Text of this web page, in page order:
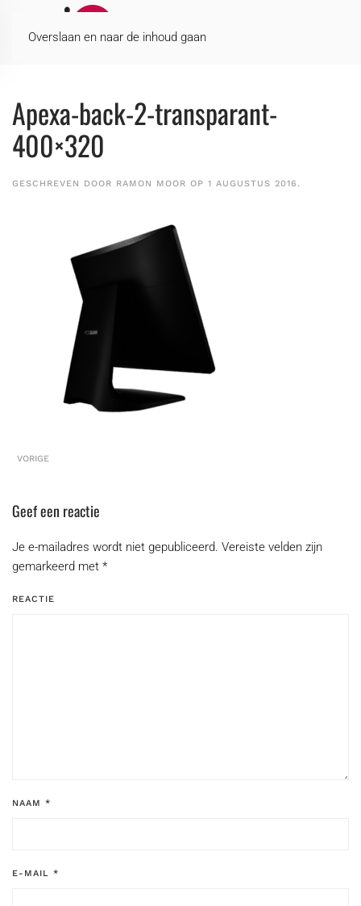
Overslaan en naar de inhoud gaan
Apexa-back-2-transparant-
400×320
GESCHREVEN DOOR RAMON MOOR OP 1 AUGUSTUS 2016 .
VORIGE
Geef een reactie
Je e-mailadres wordt niet gepubliceerd. Vereiste velden zijn
gemarkeerd met *
REACTIE
NAAM *
E-MAIL *